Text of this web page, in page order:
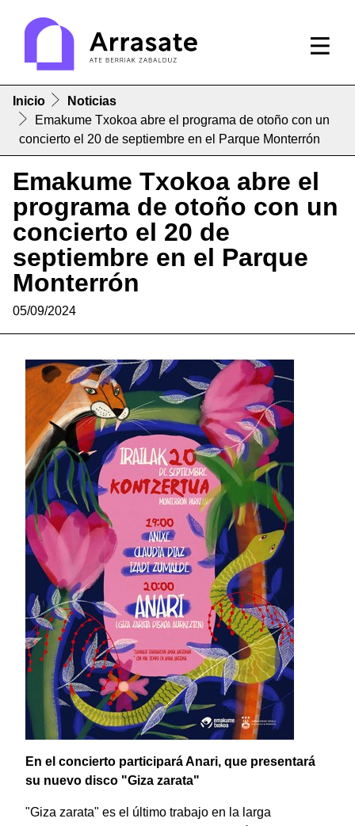
Inicio
Noticias
Emakume Txokoa abre el programa de otoño con un
concierto el 20 de septiembre en el Parque Monterrón
Emakume Txokoa abre el
programa de otoño con un
concierto el 20 de
septiembre en el Parque
Monterrón
05/09/2024
En el concierto participará Anari, que presentará
su nuevo disco "Giza zarata"
"Giza zarata" es el último trabajo en la larga